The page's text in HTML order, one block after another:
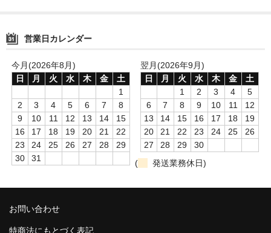
洗浄用用品
その他
お問い合わせ
特商法にもとづく表記
送料・手数料
営業日カレンダー
今月(2026年8月)
日
月 火 水 木 金
土
1
2
3 4 5 6 7
8
9
10 11 12 13 14
15
16
17 18 19 20 21
22
23
24 25 26 27 28
29
30
31
翌月(2026年9月)
日
月 火 水 木 金
土
1
2 3 4
5
6
7 8 9 10 11
12
13
14 15 16 17 18
19
20
21 22 23 24 25
26
27
28 29
30
(
発送業務休日)
お問い合わせ
特商法にもとづく表記